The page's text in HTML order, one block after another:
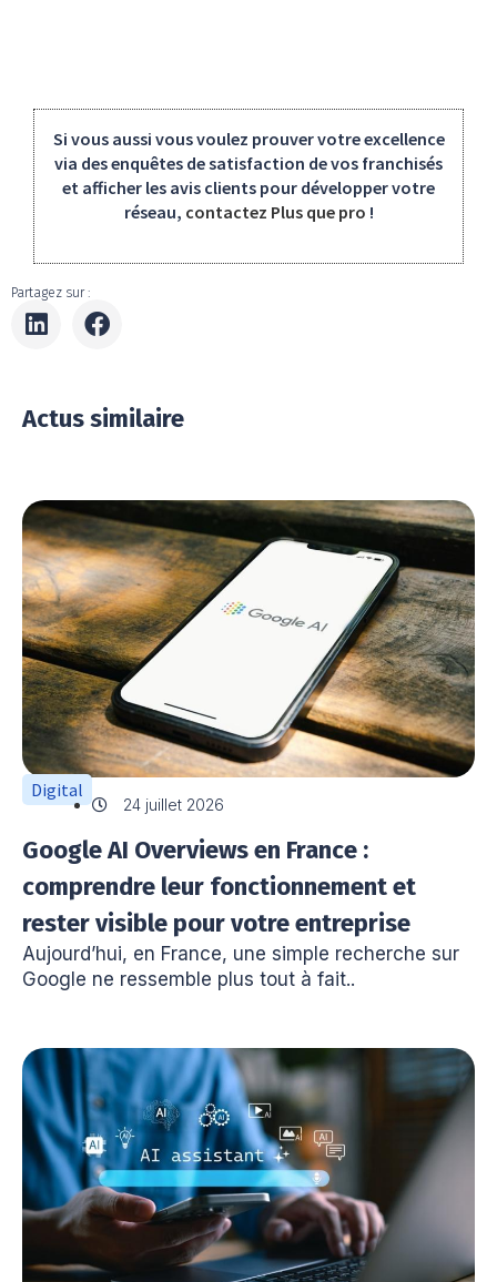
Si vous aussi vous voulez prouver votre excellence
via des enquêtes de satisfaction de vos franchisés
et afficher les avis clients pour développer votre
réseau, contactez Plus que pro !
Partagez sur :
Actus similaire
Digital
24 juillet 2026
Google AI Overviews en France :
comprendre leur fonctionnement et
rester visible pour votre entreprise
Aujourd’hui, en France, une simple recherche sur
Google ne ressemble plus tout à fait..